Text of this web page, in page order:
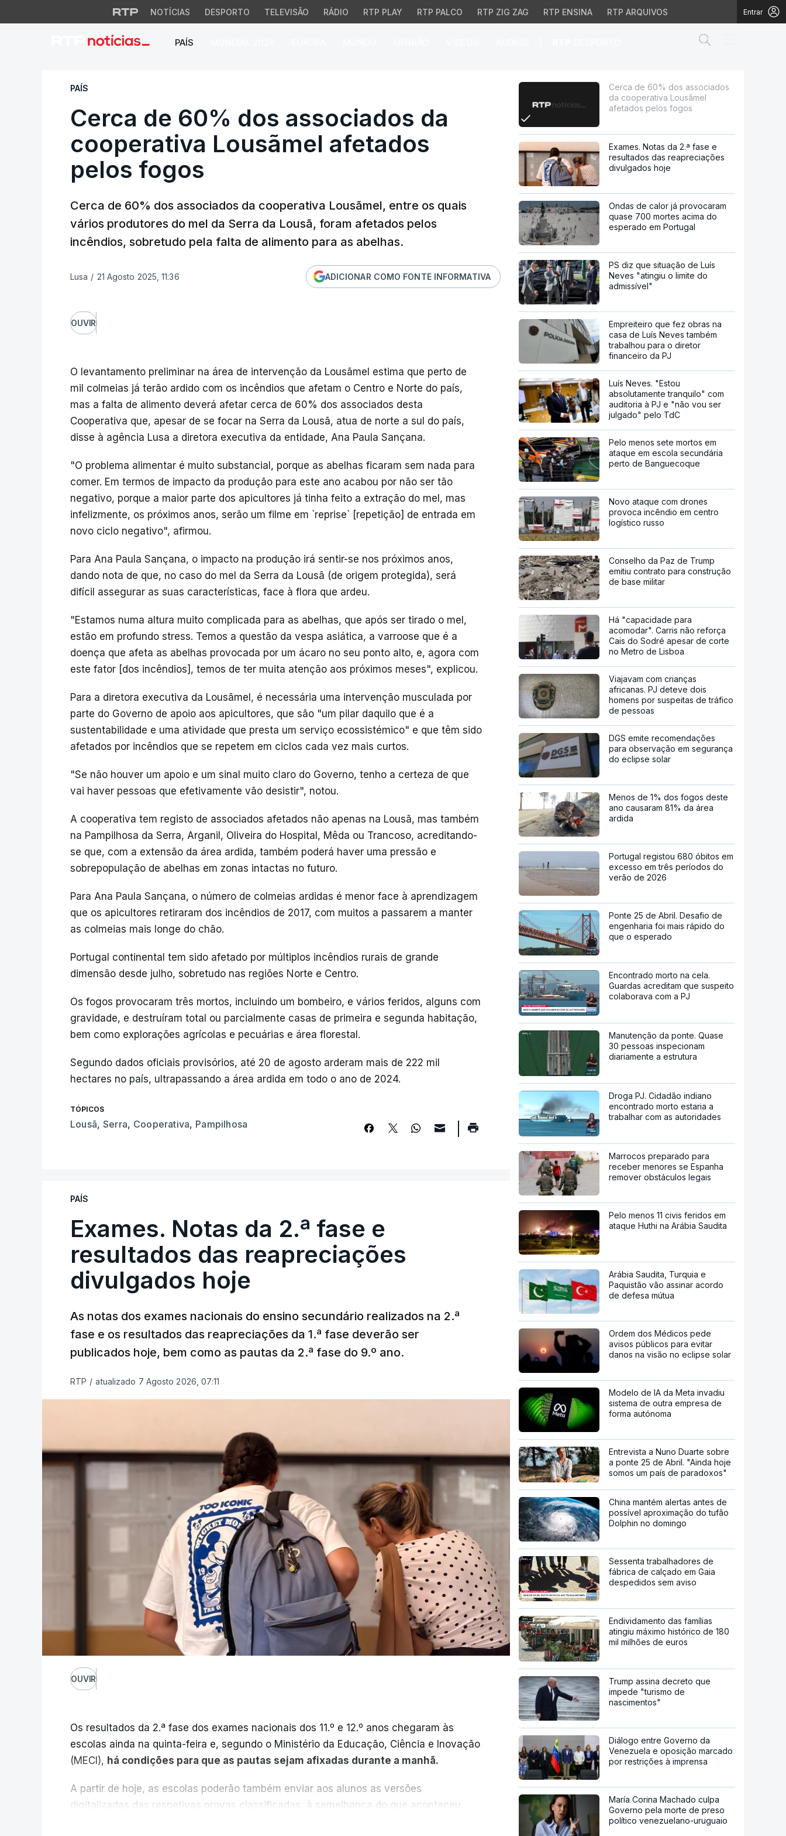
NOTÍCIAS DESPORTO TELEVISÃO RÁDIO RTP PLAY RTP PALCO RTP ZIG ZAG RTP ENSINA RTP ARQUIVOS Entrar
PAÍS
Cerca de 60% dos associados da cooperativa Lousãmel
PAÍS
Cerca de 60% dos associados da
cooperativa Lousãmel afetados
pelos fogos
Cerca de 60% dos associados da cooperativa Lousãmel, entre os quais
vários produtores do mel da Serra da Lousã, foram afetados pelos
incêndios, sobretudo pela falta de alimento para as abelhas.
Lusa / 21 Agosto 2025, 11:36 ADICIONAR COMO FONTE INFORMATIVA
OUVIR
O levantamento preliminar na área de intervenção da Lousãmel estima que perto de
mil colmeias já terão ardido com os incêndios que afetam o Centro e Norte do país,
mas a falta de alimento deverá afetar cerca de 60% dos associados desta
Cooperativa que, apesar de se focar na Serra da Lousã, atua de norte a sul do país,
disse à agência Lusa a diretora executiva da entidade, Ana Paula Sançana.
"O problema alimentar é muito substancial, porque as abelhas ficaram sem nada para
comer. Em termos de impacto da produção para este ano acabou por não ser tão
negativo, porque a maior parte dos apicultores já tinha feito a extração do mel, mas
infelizmente, os próximos anos, serão um filme em `reprise` [repetição] de entrada em
novo ciclo negativo", afirmou.
Para Ana Paula Sançana, o impacto na produção irá sentir-se nos próximos anos,
dando nota de que, no caso do mel da Serra da Lousã (de origem protegida), será
difícil assegurar as suas características, face à flora que ardeu.
"Estamos numa altura muito complicada para as abelhas, que após ser tirado o mel,
estão em profundo stress. Temos a questão da vespa asiática, a varroose que é a
doença que afeta as abelhas provocada por um ácaro no seu ponto alto, e, agora com
este fator [dos incêndios], temos de ter muita atenção aos próximos meses", explicou.
Para a diretora executiva da Lousãmel, é necessária uma intervenção musculada por
parte do Governo de apoio aos apicultores, que são "um pilar daquilo que é a
sustentabilidade e uma atividade que presta um serviço ecossistémico" e que têm sido
afetados por incêndios que se repetem em ciclos cada vez mais curtos.
"Se não houver um apoio e um sinal muito claro do Governo, tenho a certeza de que
vai haver pessoas que efetivamente vão desistir", notou.
A cooperativa tem registo de associados afetados não apenas na Lousã, mas também
na Pampilhosa da Serra, Arganil, Oliveira do Hospital, Mêda ou Trancoso, acreditando-
se que, com a extensão da área ardida, também poderá haver uma pressão e
sobrepopulação de abelhas em zonas intactas no futuro.
Para Ana Paula Sançana, o número de colmeias ardidas é menor face à aprendizagem
que os apicultores retiraram dos incêndios de 2017, com muitos a passarem a manter
as colmeias mais longe do chão.
Portugal continental tem sido afetado por múltiplos incêndios rurais de grande
dimensão desde julho, sobretudo nas regiões Norte e Centro.
Os fogos provocaram três mortos, incluindo um bombeiro, e vários feridos, alguns com
gravidade, e destruíram total ou parcialmente casas de primeira e segunda habitação,
bem como explorações agrícolas e pecuárias e área florestal.
Segundo dados oficiais provisórios, até 20 de agosto arderam mais de 222 mil
hectares no país, ultrapassando a área ardida em todo o ano de 2024.
TÓPICOS
Lousã, Serra, Cooperativa, Pampilhosa
PAÍS
Exames. Notas da 2.ª fase e
resultados das reapreciações
divulgados hoje
As notas dos exames nacionais do ensino secundário realizados na 2.ª
fase e os resultados das reapreciações da 1.ª fase deverão ser
publicados hoje, bem como as pautas da 2.ª fase do 9.º ano.
RTP / atualizado 7 Agosto 2026, 07:11
OUVIR
Os resultados da 2.ª fase dos exames nacionais dos 11.º e 12.º anos chegaram às
escolas ainda na quinta-feira e, segundo o Ministério da Educação, Ciência e Inovação
(MECI), há condições para que as pautas sejam afixadas durante a manhã.
A partir de hoje, as escolas poderão também enviar aos alunos as versões
digitalizadas das respetivas provas classificadas, à semelhança do que aconteceu
Cerca de 60% dos associados
da cooperativa Lousãmel
afetados pelos fogos
Exames. Notas da 2.ª fase e
resultados das reapreciações
divulgados hoje
Ondas de calor já provocaram
quase 700 mortes acima do
esperado em Portugal
PS diz que situação de Luís
Neves "atingiu o limite do
admissível"
Empreiteiro que fez obras na
casa de Luís Neves também
trabalhou para o diretor
financeiro da PJ
Luís Neves. "Estou
absolutamente tranquilo" com
auditoria à PJ e "não vou ser
julgado" pelo TdC
Pelo menos sete mortos em
ataque em escola secundária
perto de Banguecoque
Novo ataque com drones
provoca incêndio em centro
logístico russo
Conselho da Paz de Trump
emitiu contrato para construção
de base militar
Há "capacidade para
acomodar". Carris não reforça
Cais do Sodré apesar de corte
no Metro de Lisboa
Viajavam com crianças
africanas. PJ deteve dois
homens por suspeitas de tráfico
de pessoas
DGS emite recomendações
para observação em segurança
do eclipse solar
Menos de 1% dos fogos deste
ano causaram 81% da área
ardida
Portugal registou 680 óbitos em
excesso em três períodos do
verão de 2026
Ponte 25 de Abril. Desafio de
engenharia foi mais rápido do
que o esperado
Encontrado morto na cela.
Guardas acreditam que suspeito
colaborava com a PJ
Manutenção da ponte. Quase
30 pessoas inspecionam
diariamente a estrutura
Droga PJ. Cidadão indiano
encontrado morto estaria a
trabalhar com as autoridades
Marrocos preparado para
receber menores se Espanha
remover obstáculos legais
Pelo menos 11 civis feridos em
ataque Huthi na Arábia Saudita
Arábia Saudita, Turquia e
Paquistão vão assinar acordo
de defesa mútua
Ordem dos Médicos pede
avisos públicos para evitar
danos na visão no eclipse solar
Modelo de IA da Meta invadiu
sistema de outra empresa de
forma autónoma
Entrevista a Nuno Duarte sobre
a ponte 25 de Abril. "Ainda hoje
somos um país de paradoxos"
China mantém alertas antes de
possível aproximação do tufão
Dolphin no domingo
Sessenta trabalhadores de
fábrica de calçado em Gaia
despedidos sem aviso
Endividamento das famílias
atingiu máximo histórico de 180
mil milhões de euros
Trump assina decreto que
impede "turismo de
nascimentos"
Diálogo entre Governo da
Venezuela e oposição marcado
por restrições à imprensa
María Corina Machado culpa
Governo pela morte de preso
político venezuelano-uruguaio